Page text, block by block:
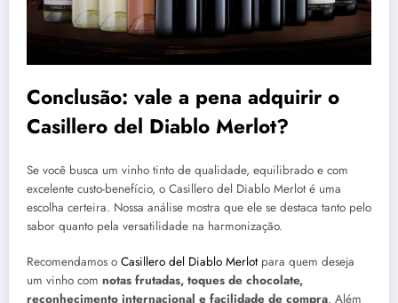
Conclusão: vale a pena adquirir o
Casillero del Diablo Merlot?
Se você busca um vinho tinto de qualidade, equilibrado e com
excelente custo-benefício, o Casillero del Diablo Merlot é uma
escolha certeira. Nossa análise mostra que ele se destaca tanto pelo
sabor quanto pela versatilidade na harmonização.
Recomendamos o Casillero del Diablo Merlotpara quem deseja
um vinho com notas frutadas, toques de chocolate,
reconhecimento internacional e facilidade de compra. Além